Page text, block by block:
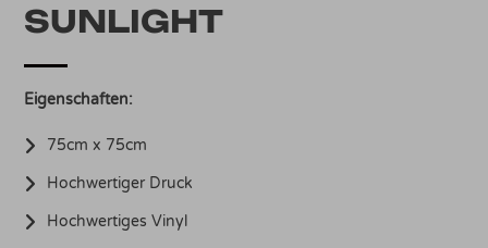
SUNLIGHT
Eigenschaften:
75cm x 75cm
Hochwertiger Druck
Hochwertiges Vinyl